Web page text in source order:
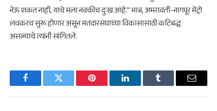
नेऊ शकत नाही, याचे मला नक्कीच दुःख आहे.” मात्र, अमरावती-नागपूर मेट्रो
लवकरच सुरू होणार असून मतदारसंघाच्या विकासासाठी कटिबद्ध
असल्याचे त्यांनी सांगितले.
FacebookTwitter Pinterest LinkedInTumblr Email